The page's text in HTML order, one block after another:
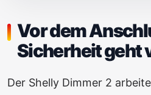
Vor dem
Sicherheit geht
Der Shelly Dimmer 2